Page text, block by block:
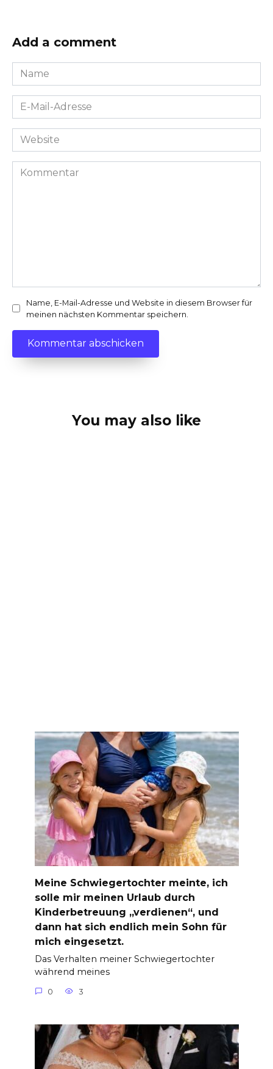
Add a comment
Name
*
E-
Mail-
Adresse
Website
Kommentar
Name, E-Mail-Adresse und Website in diesem Browser für
meinen nächsten Kommentar speichern.
You may also like
Meine Schwiegertochter meinte, ich
solle mir meinen Urlaub durch
Kinderbetreuung „verdienen“, und
dann hat sich endlich mein Sohn für
mich eingesetzt.
Das Verhalten meiner Schwiegertochter
während meines
0 3